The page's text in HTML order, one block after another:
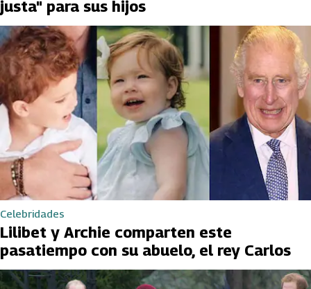
justa" para sus hijos
Celebridades
Lilibet y Archie comparten este
pasatiempo con su abuelo, el rey Carlos